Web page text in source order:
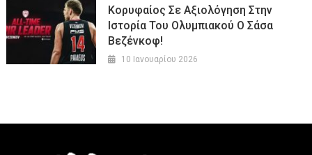
Κορυφαίος Σε Αξιολόγηση Στην
Ιστορία Του Ολυμπιακού Ο Σάσα
Βεζένκοφ!
10 Ιανουαρίου 2026